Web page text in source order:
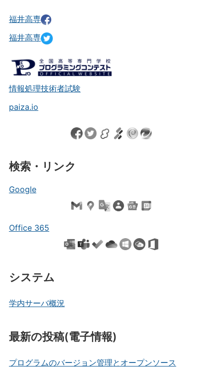
福井高専
福井高専
情報処理技術者試験
paiza.io
検索・リンク
Google
Office 365
システム
学内サーバ概況
最新の投稿(電子情報)
プログラムのバージョン管理とオープンソース